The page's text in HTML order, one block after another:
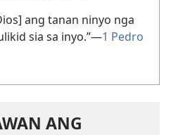
ang tanan ninyo nga
sia sa inyo.”—1 Pedro
ANG